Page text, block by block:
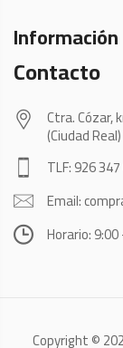
Información
Contacto
Ctra. Cózar,
(Ciudad Real)
TLF: 926
Email:
Horario:
Copyright ©